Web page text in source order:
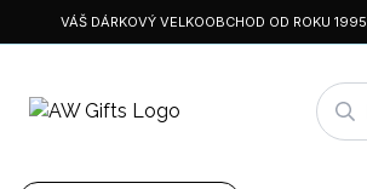
VÁŠ DÁRKOVÝ VELKOOBCHOD OD ROKU 1995